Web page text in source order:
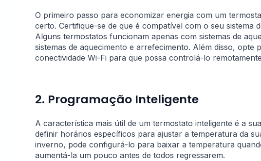
O primeiro passo para economizar energia com um
certo. Certifique-se de que é compatível com o seu sistema
Alguns termostatos funcionam apenas com sistemas de
sistemas de aquecimento e arrefecimento. Além disso, opte
conectividade Wi-Fi para que possa controlá-lo
2. Programação Inteligente
A característica mais útil de um termostato inteligente é a
definir horários específicos para ajustar a temperatura da
inverno, pode configurá-lo para baixar a temperatura
aumentá-la um pouco antes de todos regressarem.